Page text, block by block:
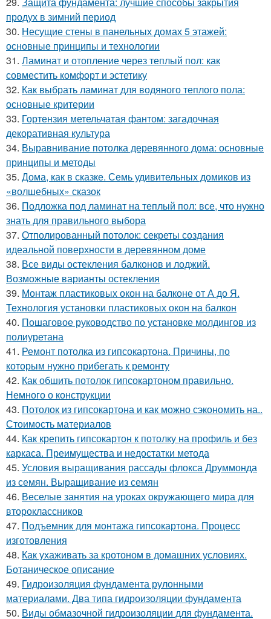
продух в зимний период
30. Несущие стены в панельных домах 5 этажей:
основные принципы и технологии
31. Ламинат и отопление через теплый пол: как
совместить комфорт и эстетику
32. Как выбрать ламинат для водяного теплого пола:
основные критерии
33. Гортензия метельчатая фантом: загадочная
декоративная культура
34. Выравнивание потолка деревянного дома: основные
принципы и методы
35. Дома, как в сказке. Семь удивительных домиков из
«волшебных» сказок
36. Подложка под ламинат на теплый пол: все, что нужно
знать для правильного выбора
37. Отполированный потолок: секреты создания
идеальной поверхности в деревянном доме
38. Все виды остекления балконов и лоджий.
Возможные варианты остекления
39. Монтаж пластиковых окон на балконе от А до Я.
Технология установки пластиковых окон на балкон
40. Пошаговое руководство по установке молдингов из
полиуретана
41. Ремонт потолка из гипсокартона. Причины, по
которым нужно прибегать к ремонту
42. Как обшить потолок гипсокартоном правильно.
Немного о конструкции
43. Потолок из гипсокартона и как можно сэкономить на..
Стоимость материалов
44. Как крепить гипсокартон к потолку на профиль и без
каркаса. Преимущества и недостатки метода
45. Условия выращивания рассады флокса Друммонда
из семян. Выращивание из семян
46. Веселые занятия на уроках окружающего мира для
второклассников
47. Подъемник для монтажа гипсокартона. Процесс
изготовления
48. Как ухаживать за кротоном в домашних условиях.
Ботаническое описание
49. Гидроизоляция фундамента рулонными
материалами. Два типа гидроизоляции фундамента
50. Виды обмазочной гидроизоляции для фундамента.